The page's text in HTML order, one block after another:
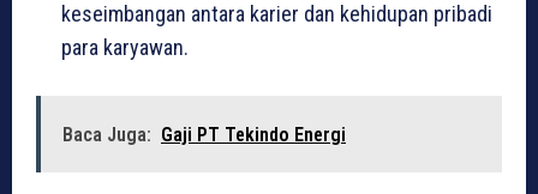
keseimbangan antara karier dan kehidupan pribadi
para karyawan.
Baca Juga: Gaji PT Tekindo Energi